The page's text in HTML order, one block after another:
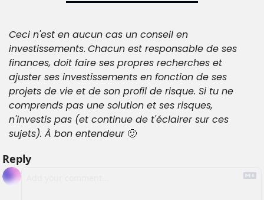
Ceci n'est en aucun cas un conseil en
investissements. Chacun est responsable de ses
finances, doit faire ses propres recherches et
ajuster ses investissements en fonction de ses
projets de vie et de son profil de risque. Si tu ne
comprends pas une solution et ses risques,
n'investis pas (et continue de t'éclairer sur ces
sujets). À bon entendeur 🙂
Reply